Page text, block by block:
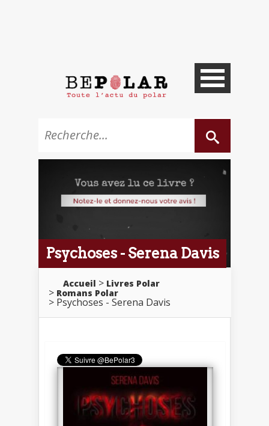
Psychoses - Serena Davis
Accueil
Livres Polar
Romans Polar
Psychoses - Serena Davis